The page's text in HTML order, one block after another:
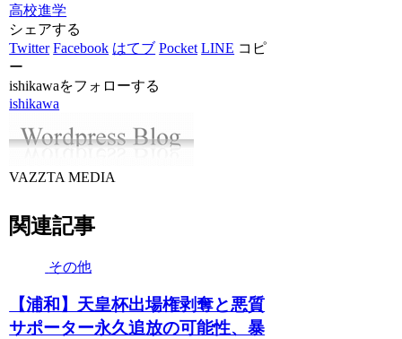
高校進学
シェアする
Twitter Facebook はてブ Pocket LINE コピ
ー
ishikawaをフォローする
ishikawa
VAZZTA MEDIA
関連記事
その他
【浦和】天皇杯出場権剥奪と悪質
サポーター永久追放の可能性、暴